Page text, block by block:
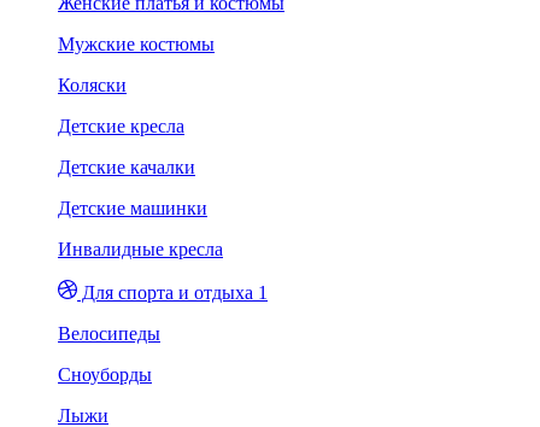
Мужские костюмы
Коляски
Детские кресла
Детские качалки
Детские машинки
Инвалидные кресла
Для спорта и отдыха 1
Велосипеды
Сноуборды
Лыжи